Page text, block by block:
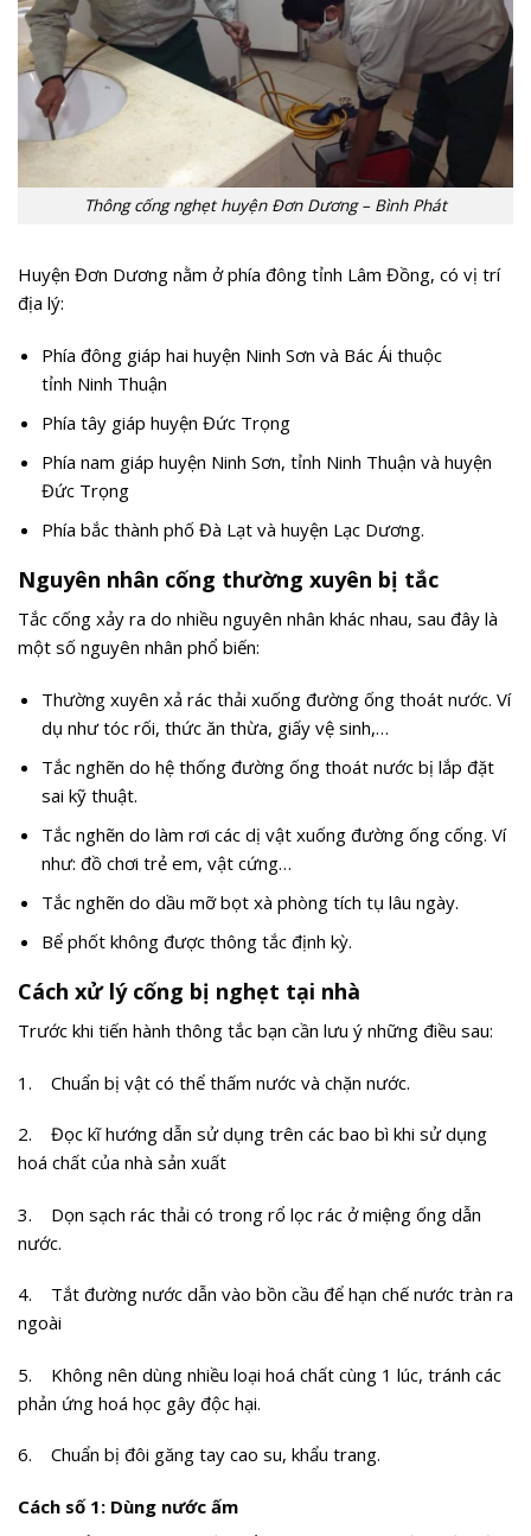
Thông cống nghẹt huyện Đơn Dương – Bình Phát
Huyện Đơn Dương nằm ở phía đông tỉnh Lâm Đồng, có vị trí
địa lý:
Phía đông giáp hai huyện Ninh Sơn và Bác Ái thuộc
tỉnh Ninh Thuận
Phía tây giáp huyện Đức Trọng
Phía nam giáp huyện Ninh Sơn, tỉnh Ninh Thuận và huyện
Đức Trọng
Phía bắc thành phố Đà Lạt và huyện Lạc Dương.
Nguyên nhân cống thường xuyên bị tắc
Tắc cống xảy ra do nhiều nguyên nhân khác nhau, sau đây là
một số nguyên nhân phổ biến:
Thường xuyên xả rác thải xuống đường ống thoát nước. Ví
dụ như tóc rối, thức ăn thừa, giấy vệ sinh,…
Tắc nghẽn do hệ thống đường ống thoát nước bị lắp đặt
sai kỹ thuật.
Tắc nghẽn do làm rơi các dị vật xuống đường ống cống. Ví
như: đồ chơi trẻ em, vật cứng…
Tắc nghẽn do dầu mỡ bọt xà phòng tích tụ lâu ngày.
Bể phốt không được thông tắc định kỳ.
Cách xử lý cống bị nghẹt tại nhà
Trước khi tiến hành thông tắc bạn cần lưu ý những điều sau:
1. Chuẩn bị vật có thể thấm nước và chặn nước.
2. Đọc kĩ hướng dẫn sử dụng trên các bao bì khi sử dụng
hoá chất của nhà sản xuất
3. Dọn sạch rác thải có trong rổ lọc rác ở miệng ống dẫn
nước.
4. Tắt đường nước dẫn vào bồn cầu để hạn chế nước tràn ra
ngoài
5. Không nên dùng nhiều loại hoá chất cùng 1 lúc, tránh các
phản ứng hoá học gây độc hại.
6. Chuẩn bị đôi găng tay cao su, khẩu trang.
Cách số 1: Dùng nước ấm